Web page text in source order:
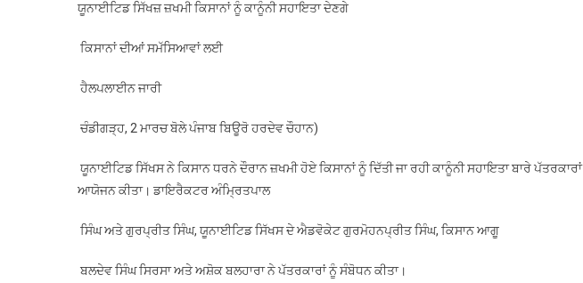
ਯੂਨਾਈਟਿਡ ਸਿੱਖਜ਼ ਜ਼ਖਮੀ ਕਿਸਾਨਾਂ ਨੂੰ ਕਾਨੂੰਨੀ ਸਹਾਇਤਾ ਦੇਣਗੇ
ਕਿਸਾਨਾਂ ਦੀਆਂ ਸਮੱਸਿਆਵਾਂ ਲਈ
ਹੈਲਪਲਾਈਨ ਜਾਰੀ
ਚੰਡੀਗੜ੍ਹ, 2 ਮਾਰਚ ਬੋਲੇ ਪੰਜਾਬ ਬਿਊਰੋ ਹਰਦੇਵ ਚੌਹਾਨ)
ਯੂਨਾਈਟਿਡ ਸਿੱਖਸ ਨੇ ਕਿਸਾਨ ਧਰਨੇ ਦੌਰਾਨ ਜ਼ਖਮੀ ਹੋਏ ਕਿਸਾਨਾਂ ਨੂੰ ਦਿੱਤੀ ਜਾ ਰਹੀ ਕਾਨੂੰਨੀ ਸਹਾਇਤਾ ਬਾਰੇ
ਆਯੋਜਨ ਕੀਤਾ। ਡਾਇਰੈਕਟਰ ਅੰਮ੍ਰਿਤਪਾਲ
ਸਿੰਘ ਅਤੇ ਗੁਰਪ੍ਰੀਤ ਸਿੰਘ, ਯੂਨਾਈਟਿਡ ਸਿੱਖਸ ਦੇ ਐਡਵੋਕੇਟ ਗੁਰਮੋਹਨਪ੍ਰੀਤ ਸਿੰਘ, ਕਿਸਾਨ ਆਗੂ
ਬਲਦੇਵ ਸਿੰਘ ਸਿਰਸਾ ਅਤੇ ਅਸ਼ੋਕ ਬਲਹਾਰਾ ਨੇ ਪੱਤਰਕਾਰਾਂ ਨੂੰ ਸੰਬੋਧਨ ਕੀਤਾ।